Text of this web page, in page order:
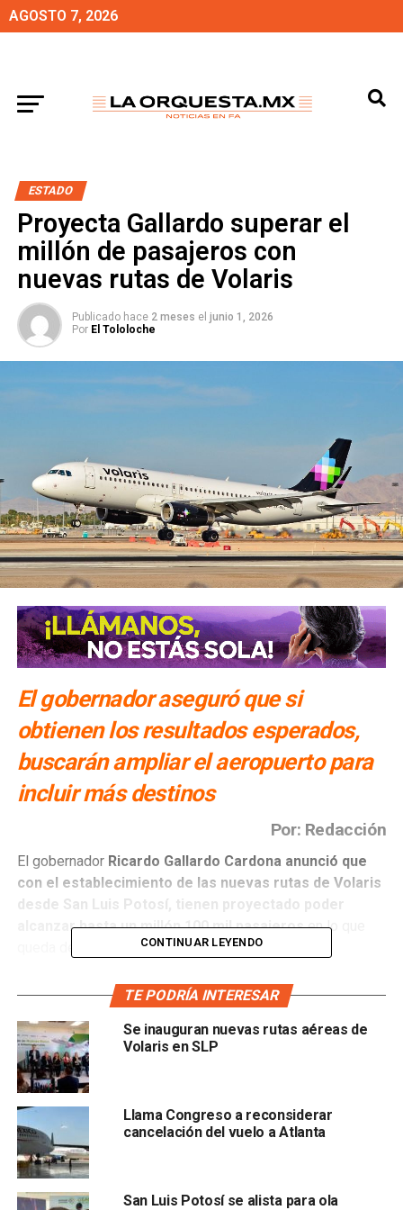
AGOSTO 7, 2026
ESTADO
Proyecta Gallardo superar el
millón de pasajeros con
nuevas rutas de Volaris
Publicado hace 2 meses el junio 1, 2026
Por El Tololoche
El gobernador aseguró que si
obtienen los resultados esperados,
buscarán ampliar el aeropuerto para
incluir más destinos
Por: Redacción
El gobernador Ricardo Gallardo Cardona anunció que
con el establecimiento de las nuevas rutas de Volaris
desde San Luis Potosí, tienen proyectado poder
alcanzar hasta un millón 100 mil pasajerosen lo que
El mandatario estatal fue al grado de decir que
no solo obtener el objetivo, sino incluso superarlo
en caso de hacerlo, entoncescomenzarían los
proyectos para buscar establecer una nueva sala de
abordar en el Aeropuerto Ponciano Arriaga.
Explicó que una vez instalada la segunda sala,buscarían
llegar al millón 500 mil de pasajeros
CONTINUAR LEYENDO
TE PODRÍA INTERESAR
Se inauguran nuevas rutas aéreas de
Volaris en SLP
Llama Congreso a reconsiderar
cancelación del vuelo a Atlanta
San Luis Potosí se alista para ola